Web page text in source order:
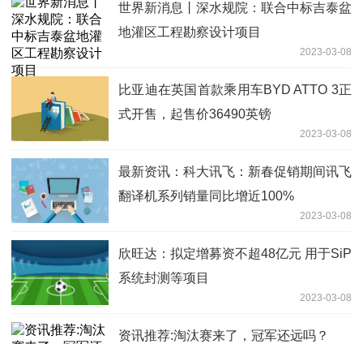
世界新消息丨深水规院：联合中标吉泰盆
地灌区工程勘察设计项目
2023-03-08
比亚迪在英国首款乘用车BYD ATTO 3正
式开售，起售价36490英镑
2023-03-08
最新资讯：科大讯飞：新春促销期间讯飞
翻译机系列销量同比增近100%
2023-03-08
欣旺达：拟定增募资不超48亿元 用于SiP
系统封测等项目
2023-03-08
资讯推荐:淘汰赛来了，冠军还远吗？